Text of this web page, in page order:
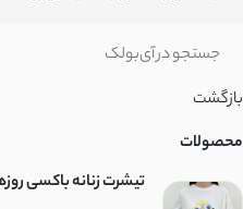
بازگشت
محصولات
تیشرت زنانه باکسی